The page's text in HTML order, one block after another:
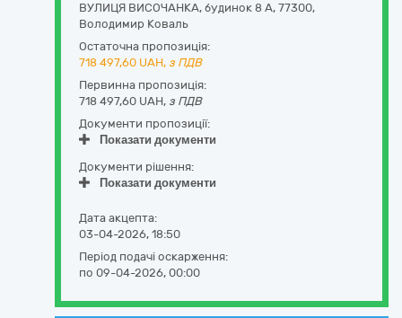
ВУЛИЦЯ ВИСОЧАНКА, будинок 8 А, 77300,
Володимир Коваль
Остаточна пропозиція:
718 497,60 UAH, з ПДВ
Первинна пропозиція:
718 497,60 UAH, з ПДВ
Документи пропозиції:
Показати документи
Документи рішення:
Показати документи
Дата акцепта:
03-04-2026, 18:50
Період подачі оскарження:
по 09-04-2026, 00:00